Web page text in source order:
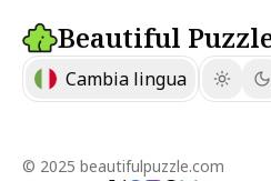
Beautiful
Cambia lingua
© 2025 beautifulpuzzle.com